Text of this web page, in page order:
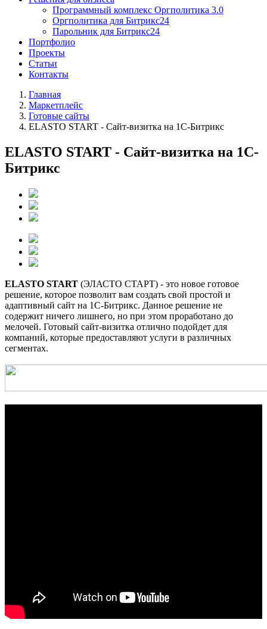
Программный комплекс Оргполитика 3.0
Оргполитика для Битрикс24
Парольник для Битрикс24
Портфолио
Проекты
Статьи
Контакты
Главная
Маркетплейс
Готовые сайты
ELASTO START - Сайт-визитка на 1С-Битрикс
ELASTO START - Сайт-визитка на 1С-
Битрикс
ELASTO START (ЭЛАСТО СТАРТ) - это новое готовое
решение, которое позволит вам создать свой простой и
адаптивный сайт на 1С-Битрикс. Данное решение не
содержит ничего лишнего, но при этом проработано до
мелочей. Готовый сайт-визитка отлично подойдет для
компаний, которые предоставляют услуги в различных
сегментах.